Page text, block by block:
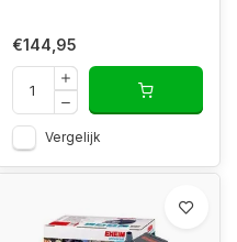
€144,95
Vergelijk